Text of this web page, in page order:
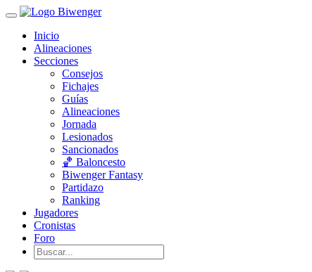
Inicio
Alineaciones
Secciones
Consejos
Fichajes
Guías
Alineaciones
Jornada
Lesionados
Sancionados
🏀 Baloncesto
Biwenger Fantasy
Partidazo
Ranking
Jugadores
Cronistas
Foro